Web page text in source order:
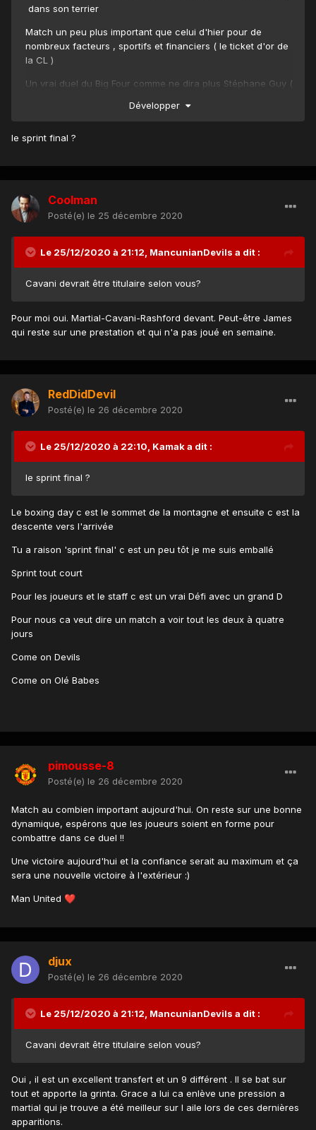
dans son terrier
Match un peu plus important que celui d'hier pour de
nombreux facteurs , sportifs et financiers ( le ticket d'or de
la CL )
Un vrai duel du Big Four comme ne dira plus Stéphane Guy (
semaine de repos prochainement mais pas sur )
Développer
le sprint final ?
Coolman
Posté(e) le 25 décembre 2020
Le 25/12/2020 à 21:12, MancunianDevils a dit :
Cavani devrait être titulaire selon vous?
Pour moi oui. Martial-Cavani-Rashford devant. Peut-être James
qui reste sur une prestation et qui n'a pas joué en semaine.
RedDidDevil
Posté(e) le 26 décembre 2020
Le 25/12/2020 à 22:10, Kamaka dit :
le sprint final ?
Le boxing day c est le sommet de la montagne et ensuite c est la
descente vers l'arrivée
Tu a raison 'sprint final' c est un peu tôt je me suis emballé
Sprint tout court
Pour les joueurs et le staff c est un vrai Défi avec un grand D
Pour nous ca veut dire un match a voir tout les deux à quatre
jours
Come on Devils
Come on Olé Babes
pimousse-8
Posté(e) le 26 décembre 2020
Match au combien important aujourd'hui. On reste sur une bonne
dynamique, espérons que les joueurs soient en forme pour
combattre dans ce duel !!
Une victoire aujourd'hui et la confiance serait au maximum et ça
sera une nouvelle victoire à l'extérieur :)
Man United ❤️
djux
Posté(e) le 26 décembre 2020
Le 25/12/2020 à 21:12, MancunianDevils a dit :
Cavani devrait être titulaire selon vous?
Oui , il est un excellent transfert et un 9 différent . Il se bat sur
tout et apporte la grinta. Grace a lui ca enlève une pression a
martial qui je trouve a été meilleur sur l aile lors de ces dernières
apparitions.